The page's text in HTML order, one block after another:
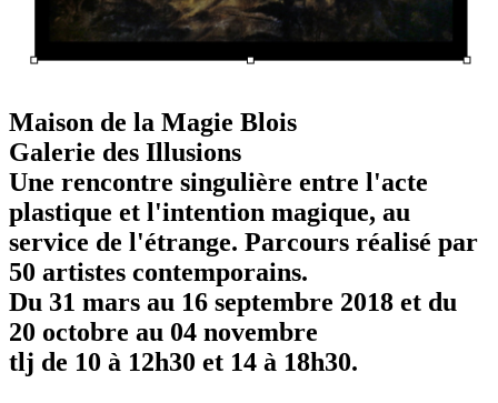
Maison de la Magie Blois
Galerie des Illusions
Une rencontre singulière entre l'acte
plastique et l'intention magique, au
service de l'étrange. Parcours réalisé par
50 artistes contemporains.
Du 31 mars au 16 septembre 2018 et du
20 octobre au 04 novembre
tlj de 10 à 12h30 et 14 à 18h30.